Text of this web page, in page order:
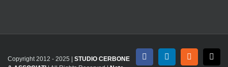
Copyright 2012 - 2025 | STUDIO CERBONE
FacebookLinkedInRss X